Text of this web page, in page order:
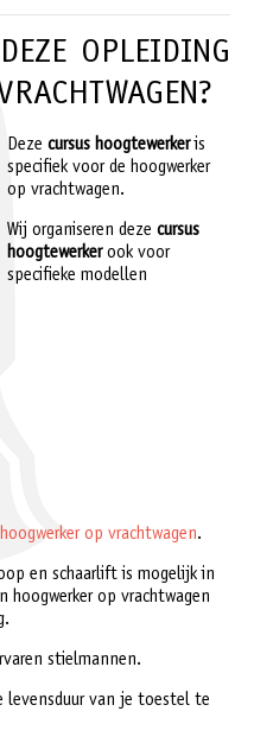
OPLEIDING
Deze cursus hoogtewerkeris
specifiek voor de hoogwerker
op vrachtwagen.
Wij organiseren deze cursus
hoogtewerkerook voor
specifieke modellen
hoogwerker op vrachtwagen.
en schaarlift is mogelijk in
hoogwerker op vrachtwagen
stielmannen.
levensduur van je toestel te